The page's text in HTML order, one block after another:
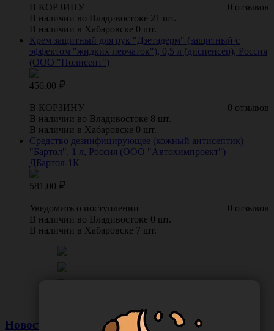
0 отзывов
В КОРЗИНУ
В наличии во Владивостоке 21 шт.
В наличии в Хабаровске 0 шт.
Крем защитный для рук "Дзетадерм" (защитный с
эффектом "жидких перчаток"), 0,5 л (диспенсер), Россия
(ООО "Полисепт")
456.00
0 отзывов
В КОРЗИНУ
В наличии во Владивостоке 8 шт.
В наличии в Хабаровске 0 шт.
Средство дезинфицирующее (кожный антисептик)
"Бартол", 1 л, Россия (ООО "Автохимпроект")
ДБартол-1К
581.00
0 отзывов
Уведомить о поступлении
В наличии во Владивостоке 0 шт.
В наличии в Хабаровске 7 шт.
Новости